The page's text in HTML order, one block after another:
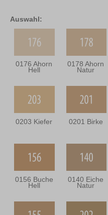
Auswahl:
0176 Ahorn
Hell
0178 Ahorn
Natur
0203 Kiefer 0201 Birke
0156 Buche
Hell
0140 Eiche
Natur